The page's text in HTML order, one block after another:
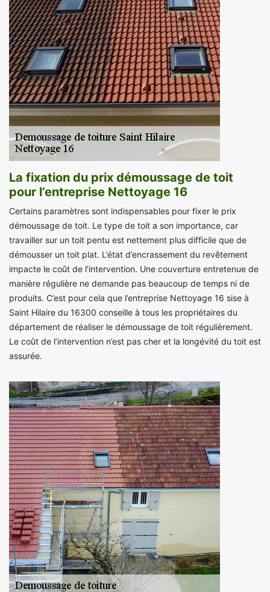
La fixation du prix démoussage de toit
pour l’entreprise Nettoyage 16
Certains paramètres sont indispensables pour fixer le prix
démoussage de toit. Le type de toit a son importance, car
travailler sur un toit pentu est nettement plus difficile que de
démousser un toit plat. L’état d’encrassement du revêtement
impacte le coût de l’intervention. Une couverture entretenue de
manière régulière ne demande pas beaucoup de temps ni de
produits. C’est pour cela que l’entreprise Nettoyage 16 sise à
Saint Hilaire du 16300 conseille à tous les propriétaires du
département de réaliser le démoussage de toit régulièrement.
Le coût de l’intervention n’est pas cher et la longévité du toit est
assurée.